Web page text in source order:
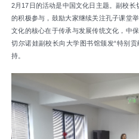
2月17日的活动是中国文化日主题。副校
的积极参与，鼓励大家继续关注孔子课堂
文化的核心在于传承与发展传统文化，中
切尔诺娃副校长向大学图书馆颁发“特别
持。